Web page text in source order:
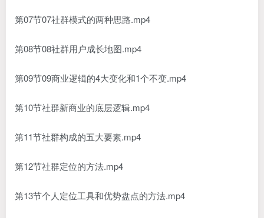
第07节07社群模式的两种思路.mp4
第08节08社群用户成长地图.mp4
第09节09商业逻辑的4大变化和1个不变.mp4
第10节社群新商业的底层逻辑.mp4
第11节社群构成的五大要素.mp4
第12节社群定位的方法.mp4
第13节个人定位工具和优势盘点的方法.mp4